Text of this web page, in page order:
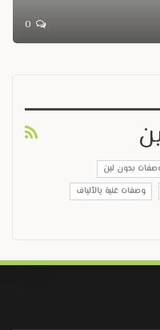
بدون لبن
وصفات غنية يالألياف